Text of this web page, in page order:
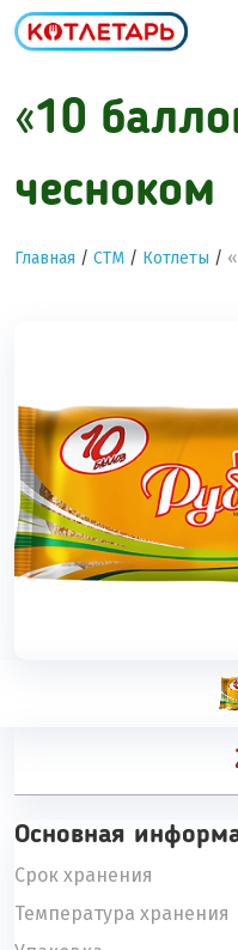
«10
чесноком
Главная / СТМ / Котлеты /
Основная
Срок хранения
Температура хранения